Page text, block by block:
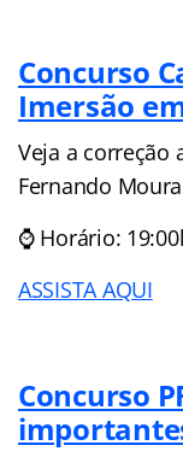
Concurso
Imersão
Veja a correção
Fernando
⌚ Horário:
ASSISTA AQUI
Concurso